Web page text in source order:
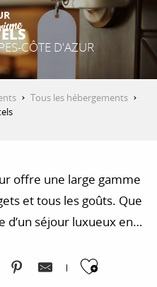
CÔTE D'AZUR
Tous les hébergements
offre une large gamme
et tous les goûts. Que
d’un séjour luxueux en
expérience insolite en